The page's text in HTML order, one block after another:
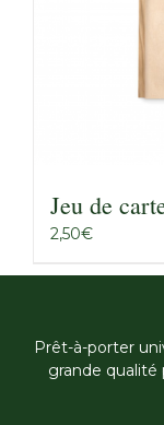
Jeu de
2,50€
Prêt-à-porter
grande qualité